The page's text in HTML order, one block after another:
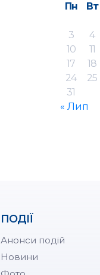
Пн
Вт
3
4
10
11
17
18
24
25
31
« Лип
ПОДІЇ
Анонси подій
Новини